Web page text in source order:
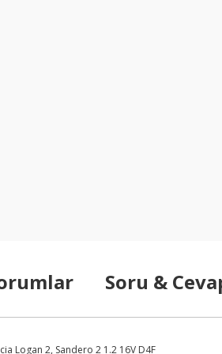
Soru &
Logan 2, Sandero 2 1.2 16V D4F